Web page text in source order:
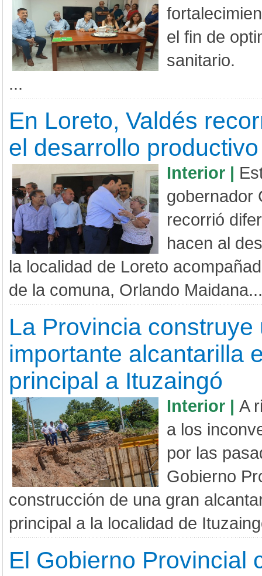
el fin de
sanitario.
...
En Loreto, Valdés
el desarrollo
Interior |
gobernador
recorrió
hacen al
la localidad de Loreto
de la comuna, Orlando
La Provincia construye
importante alcantarilla
principal a Ituzaingó
Interior |A
a los
por las
Gobierno
construcción de una gran
principal a la localidad de
El Gobierno Provincial